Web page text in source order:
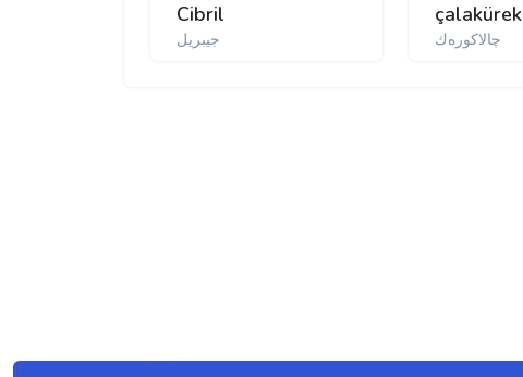
Cibril
جیبریل
çalakürek
چالاكورەك